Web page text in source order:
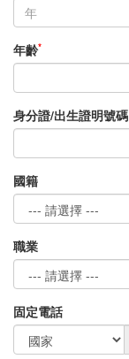
年齡*
身分證/出生證明號碼
國籍
職業
固定電話